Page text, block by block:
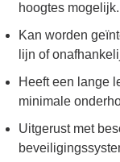
hoogtes mogelijk.
Kan worden
lijn of
Heeft een lange
minimale
Uitgerust met